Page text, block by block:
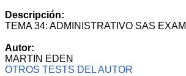
Descripción:
TEMA 34: ADMINISTRATIVO SAS
Autor:
MARTIN EDEN
OTROS TESTS DEL AUTOR